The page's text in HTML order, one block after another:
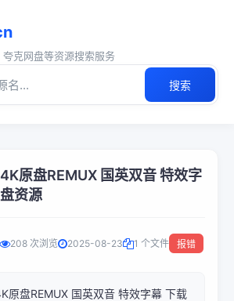
克网盘等资源搜索服务
搜索
4K原盘REMUX 国英双音 特效字
资源
208 次浏览 2025-08-23 1 个文件 报错
原盘REMUX 国英双音 特效字幕 下载